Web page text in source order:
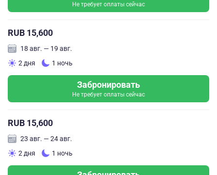
Не требует оплаты сейчас
RUB 15,600
18 авг. — 19 авг.
2 дня
1 ночь
Забронировать
Не требует оплаты сейчас
RUB 15,600
23 авг. — 24 авг.
2 дня
1 ночь